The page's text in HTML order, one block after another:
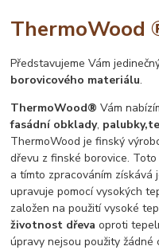
ThermoWood
Představujeme Vám
borovicového materiálu.
ThermoWood® Vám
fasádní obklady, palubky,
ThermoWood je finský
dřevu z finské borovice.
a tímto zpracováním získává
upravuje pomocí vysokých
založen na použití vysoké
životnost dřeva oproti
úpravy nejsou použity žádné